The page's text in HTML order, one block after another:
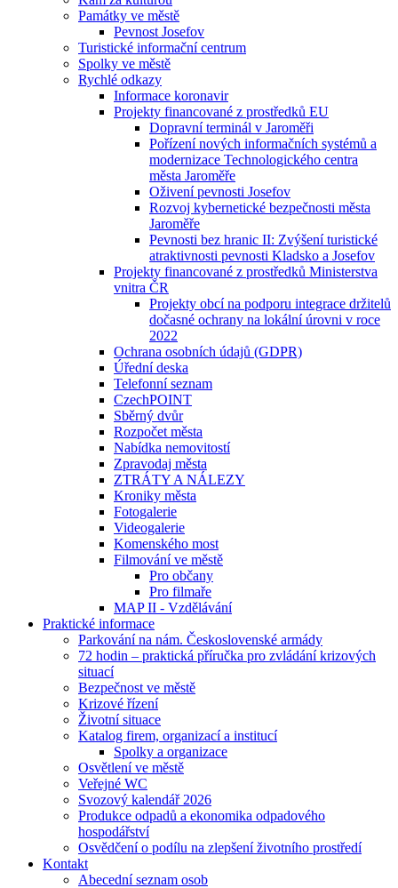
Památky ve městě
Pevnost Josefov
Turistické informační centrum
Spolky ve městě
Rychlé odkazy
Informace koronavir
Projekty financované z prostředků EU
Dopravní terminál v Jaroměři
Pořízení nových informačních systémů a
modernizace Technologického centra
města Jaroměře
Oživení pevnosti Josefov
Rozvoj kybernetické bezpečnosti města
Jaroměře
Pevnosti bez hranic II: Zvýšení turistické
atraktivnosti pevnosti Kladsko a Josefov
Projekty financované z prostředků Ministerstva
vnitra ČR
Projekty obcí na podporu integrace držitelů
dočasné ochrany na lokální úrovni v roce
2022
Ochrana osobních údajů (GDPR)
Úřední deska
Telefonní seznam
CzechPOINT
Sběrný dvůr
Rozpočet města
Nabídka nemovitostí
Zpravodaj města
ZTRÁTY A NÁLEZY
Kroniky města
Fotogalerie
Videogalerie
Komenského most
Filmování ve městě
Pro občany
Pro filmaře
MAP II - Vzdělávání
Praktické informace
Parkování na nám. Československé armády
72 hodin – praktická příručka pro zvládání krizových
situací
Bezpečnost ve městě
Krizové řízení
Životní situace
Katalog firem, organizací a institucí
Spolky a organizace
Osvětlení ve městě
Veřejné WC
Svozový kalendář 2026
Produkce odpadů a ekonomika odpadového
hospodářství
Osvědčení o podílu na zlepšení životního prostředí
Kontakt
Abecední seznam osob